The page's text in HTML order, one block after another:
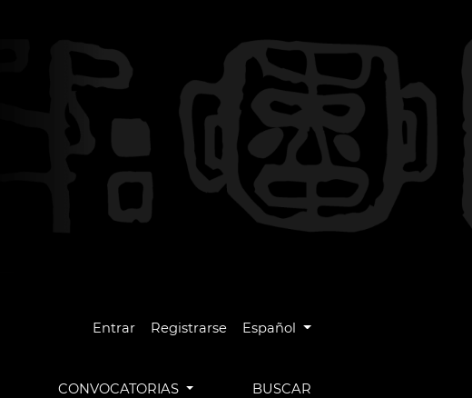
Entrar Registrarse Cambiar el idioma. El idioma actual
Español
CONVOCATORIAS BUSCAR